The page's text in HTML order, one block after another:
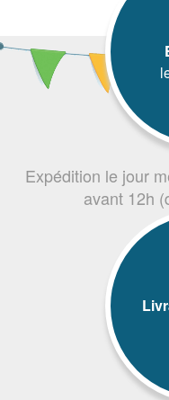
Expédition le jour
avant 12h